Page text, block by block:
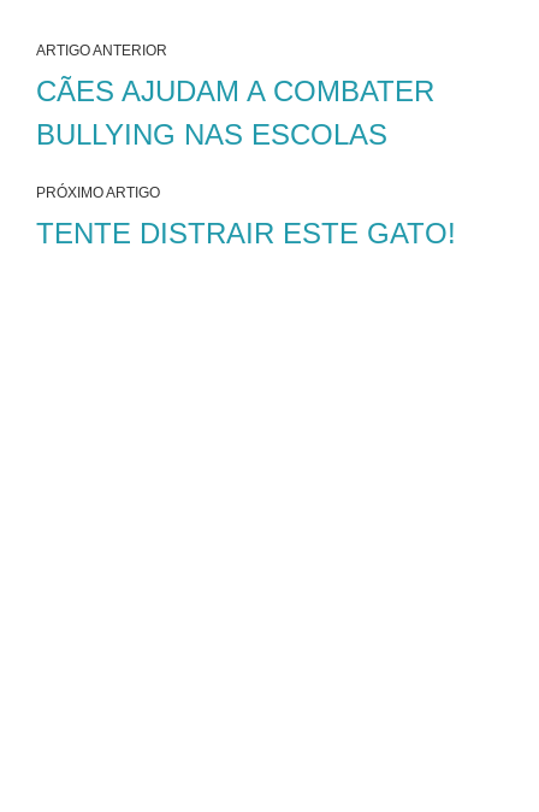
ARTIGO ANTERIOR
CÃES AJUDAM A COMBATER
BULLYING NAS ESCOLAS
PRÓXIMO ARTIGO
TENTE DISTRAIR ESTE GATO!